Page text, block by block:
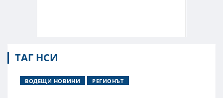
ТАГ НСИ
ВОДЕЩИ НОВИНИ РЕГИОНЪТ